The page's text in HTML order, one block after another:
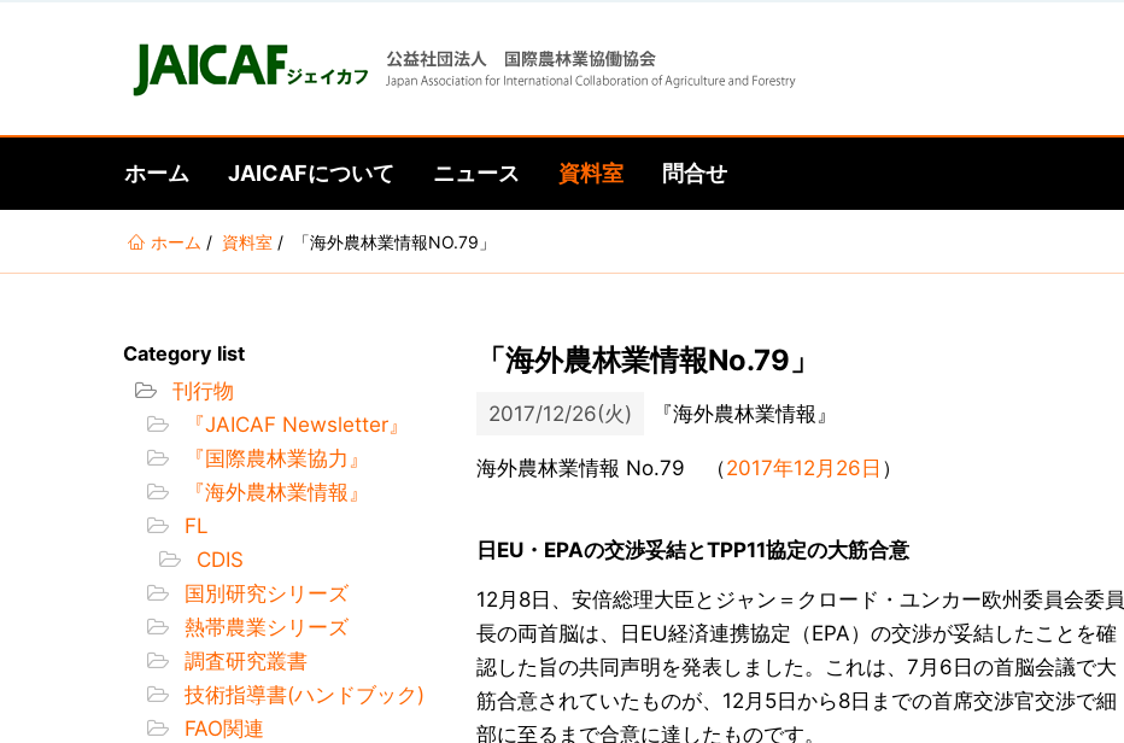
ホーム JAICAFについて ニュース 資料室 問合せ
ホーム 資料室 「海外農林業情報NO.79」
Category list
刊行物
『JAICAF Newsletter』
『国際農林業協力』
『海外農林業情報』
FL
CDIS
国別研究シリーズ
熱帯農業シリーズ
調査研究叢書
技術指導書(ハンドブック)
FAO関連
「海外農林業情報No.79」
2017/12/26(火) 『海外農林業情報』
海外農林業情報 No.79 （2017年12月26日 ）
日EU・EPAの交渉妥結とTPP11協定の大筋合意
12月8日、安倍総理大臣とジャン＝クロード・ユンカー欧州委員会委員
長の両首脳は、日EU経済連携協定（EPA）の交渉が妥結したことを確
認した旨の共同声明を発表しました。これは、7月6日の首脳会議で大
筋合意されていたものが、12月5日から8日までの首席交渉官交渉で細
部に至るまで合意に達したものです。